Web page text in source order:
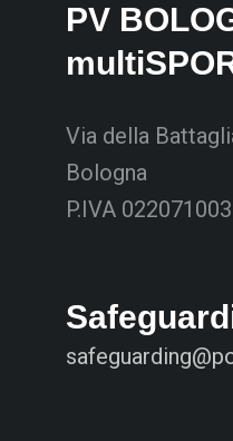
PV
Via della
Bologna
P.IVA